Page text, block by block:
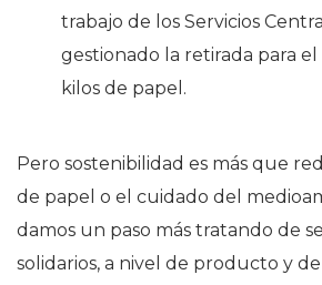
trabajo de los Servicios
gestionado la retirada para el
kilos de papel.
Pero sostenibilidad es más que
de papel o el cuidado del
damos un paso más tratando de
solidarios, a nivel de producto y